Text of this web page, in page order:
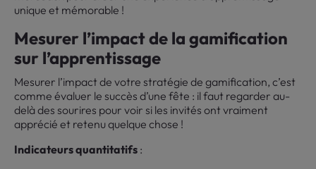
unique et mémorable !
Mesurer l’impact de la gamification
sur l’apprentissage
Mesurer l’impact de votre stratégie de gamification, c’est
comme évaluer le succès d’une fête : il faut regarder au-
delà des sourires pour voir si les invités ont vraiment
apprécié et retenu quelque chose !
Indicateurs quantitatifs :